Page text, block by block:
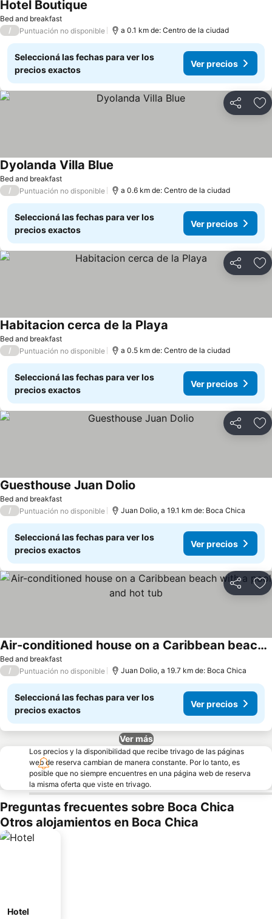
Bed and breakfast
Hotel Boutique
/ Puntuación no disponible a 0.1 km de: Centro de la ciudad
Seleccioná las fechas para ver los
precios exactos
Ver precios
Compartir
Bed and breakfast
Dyolanda Villa Blue
/ Puntuación no disponible a 0.6 km de: Centro de la ciudad
Seleccioná las fechas para ver los
precios exactos
Ver precios
Compartir
Bed and breakfast
Habitacion cerca de la Playa
/ Puntuación no disponible a 0.5 km de: Centro de la ciudad
Seleccioná las fechas para ver los
precios exactos
Ver precios
Compartir
Bed and breakfast
Guesthouse Juan Dolio
/ Puntuación no disponible Juan Dolio, a 19.1 km de: Boca Chica
Seleccioná las fechas para ver los
precios exactos
Ver precios
Compartir
Bed and breakfast
Air-conditioned house on a Caribbean beach with a pool and hot tub
/ Puntuación no disponible Juan Dolio, a 19.7 km de: Boca Chica
Seleccioná las fechas para ver los
precios exactos
Ver precios
Ver más
Los precios y la disponibilidad que recibe trivago de las páginas
web de reserva cambian de manera constante. Por lo tanto, es
posible que no siempre encuentres en una página web de reserva
la misma oferta que viste en trivago.
Preguntas frecuentes sobre Boca Chica
Otros alojamientos en Boca Chica
Hotel